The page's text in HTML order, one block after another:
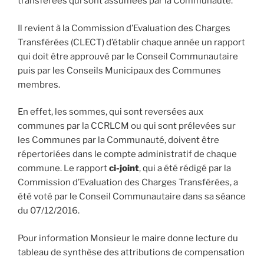
Il revient à la Commission d’Evaluation des Charges
Transférées (CLECT) d’établir chaque année un rapport
qui doit être approuvé par le Conseil Communautaire
puis par les Conseils Municipaux des Communes
membres.
En effet, les sommes, qui sont reversées aux
communes par la CCRLCM ou qui sont prélevées sur
les Communes par la Communauté, doivent être
répertoriées dans le compte administratif de chaque
commune. Le rapportci-joint, qui a été rédigé par la
Commission d’Evaluation des Charges Transférées, a
été voté par le Conseil Communautaire dans sa séance
du 07/12/2016.
Pour information Monsieur le maire donne lecture du
tableau de synthèse des attributions de compensation